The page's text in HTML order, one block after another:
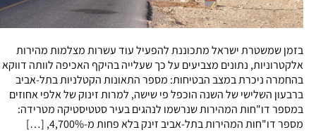
בזמן שמשטרת ישראל מתכוננת להפעיל עוד עשרות מצלמות מהירות
אלקטרוניות, נתונים מצביעים על כך שעלייה בהיקף האכיפה לוותה דווקא
בהחמרה ניכרת במצב הבטיחות: מספר התאונות הקטלניות בתל-אביב
ברבעון השלישי של השנה הוכפל פי שישה, למרות זינוק של אלפי אחוזים
במספר דו"חות המהירות שנרשמו לנהגים בעיר סטטיסטיקה מטרידה:
מספר דו"חות המהירות בתל-אביב זינק בלא פחות מ-4,700%, […]